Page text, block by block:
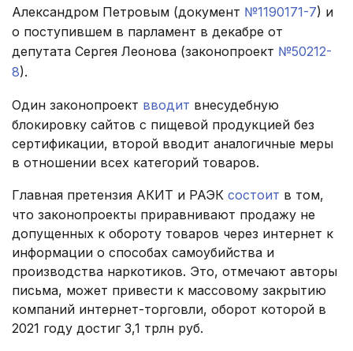
Александром Петровым (документ №1190171-7) и
о поступившем в парламент в декабре от
депутата Сергея Леонова (законопроект №50212-
8).
Один законопроект вводит внесудебную
блокировку сайтов с пищевой продукцией без
сертификации, второй вводит аналогичные меры
в отношении всех категорий товаров.
Главная претензия АКИТ и РАЭК состоит в том,
что законопроекты приравнивают продажу не
допущенных к обороту товаров через интернет к
информации о способах самоубийства и
производства наркотиков. Это, отмечают авторы
письма, может привести к массовому закрытию
компаний интернет-торговли, оборот которой в
2021 году достиг 3,1 трлн руб.